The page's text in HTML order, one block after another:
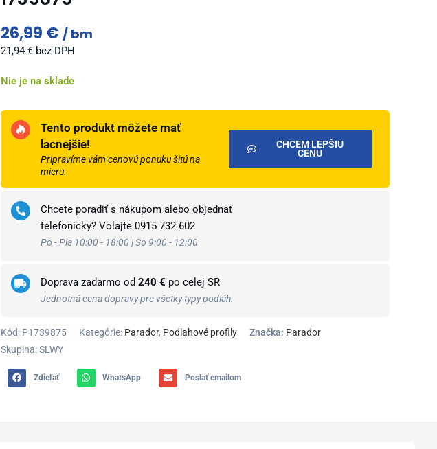
26,99 € bm
21,94 € bez DPH
Nie je na sklade
Tento produkt môžete mať
lacnejšie!
Pripravíme vám cenovú ponuku šitú na
mieru.
CHCEM LEPŠIU
CENU
Chcete poradiť s nákupom alebo objednať
telefonicky? Volajte 0915 732 602
Po - Pia 10:00 - 18:00 | So 9:00 - 12:00
Doprava zadarmo od 240 € po celej SR
Jednotná cena dopravy pre všetky typy podláh.
Kód: P1739875 Kategórie: Parador, Podlahové profily Značka: Parador
Skupina: SLWY
Zdieľať WhatsApp Poslať emailom